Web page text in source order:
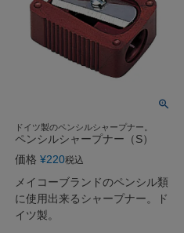
ドイツ製のペンシルシャープナー。
ペンシルシャープナー（S）
価格 ¥220税込
メイコーブランドのペンシル類
に使用出来るシャープナー。ド
イツ製。